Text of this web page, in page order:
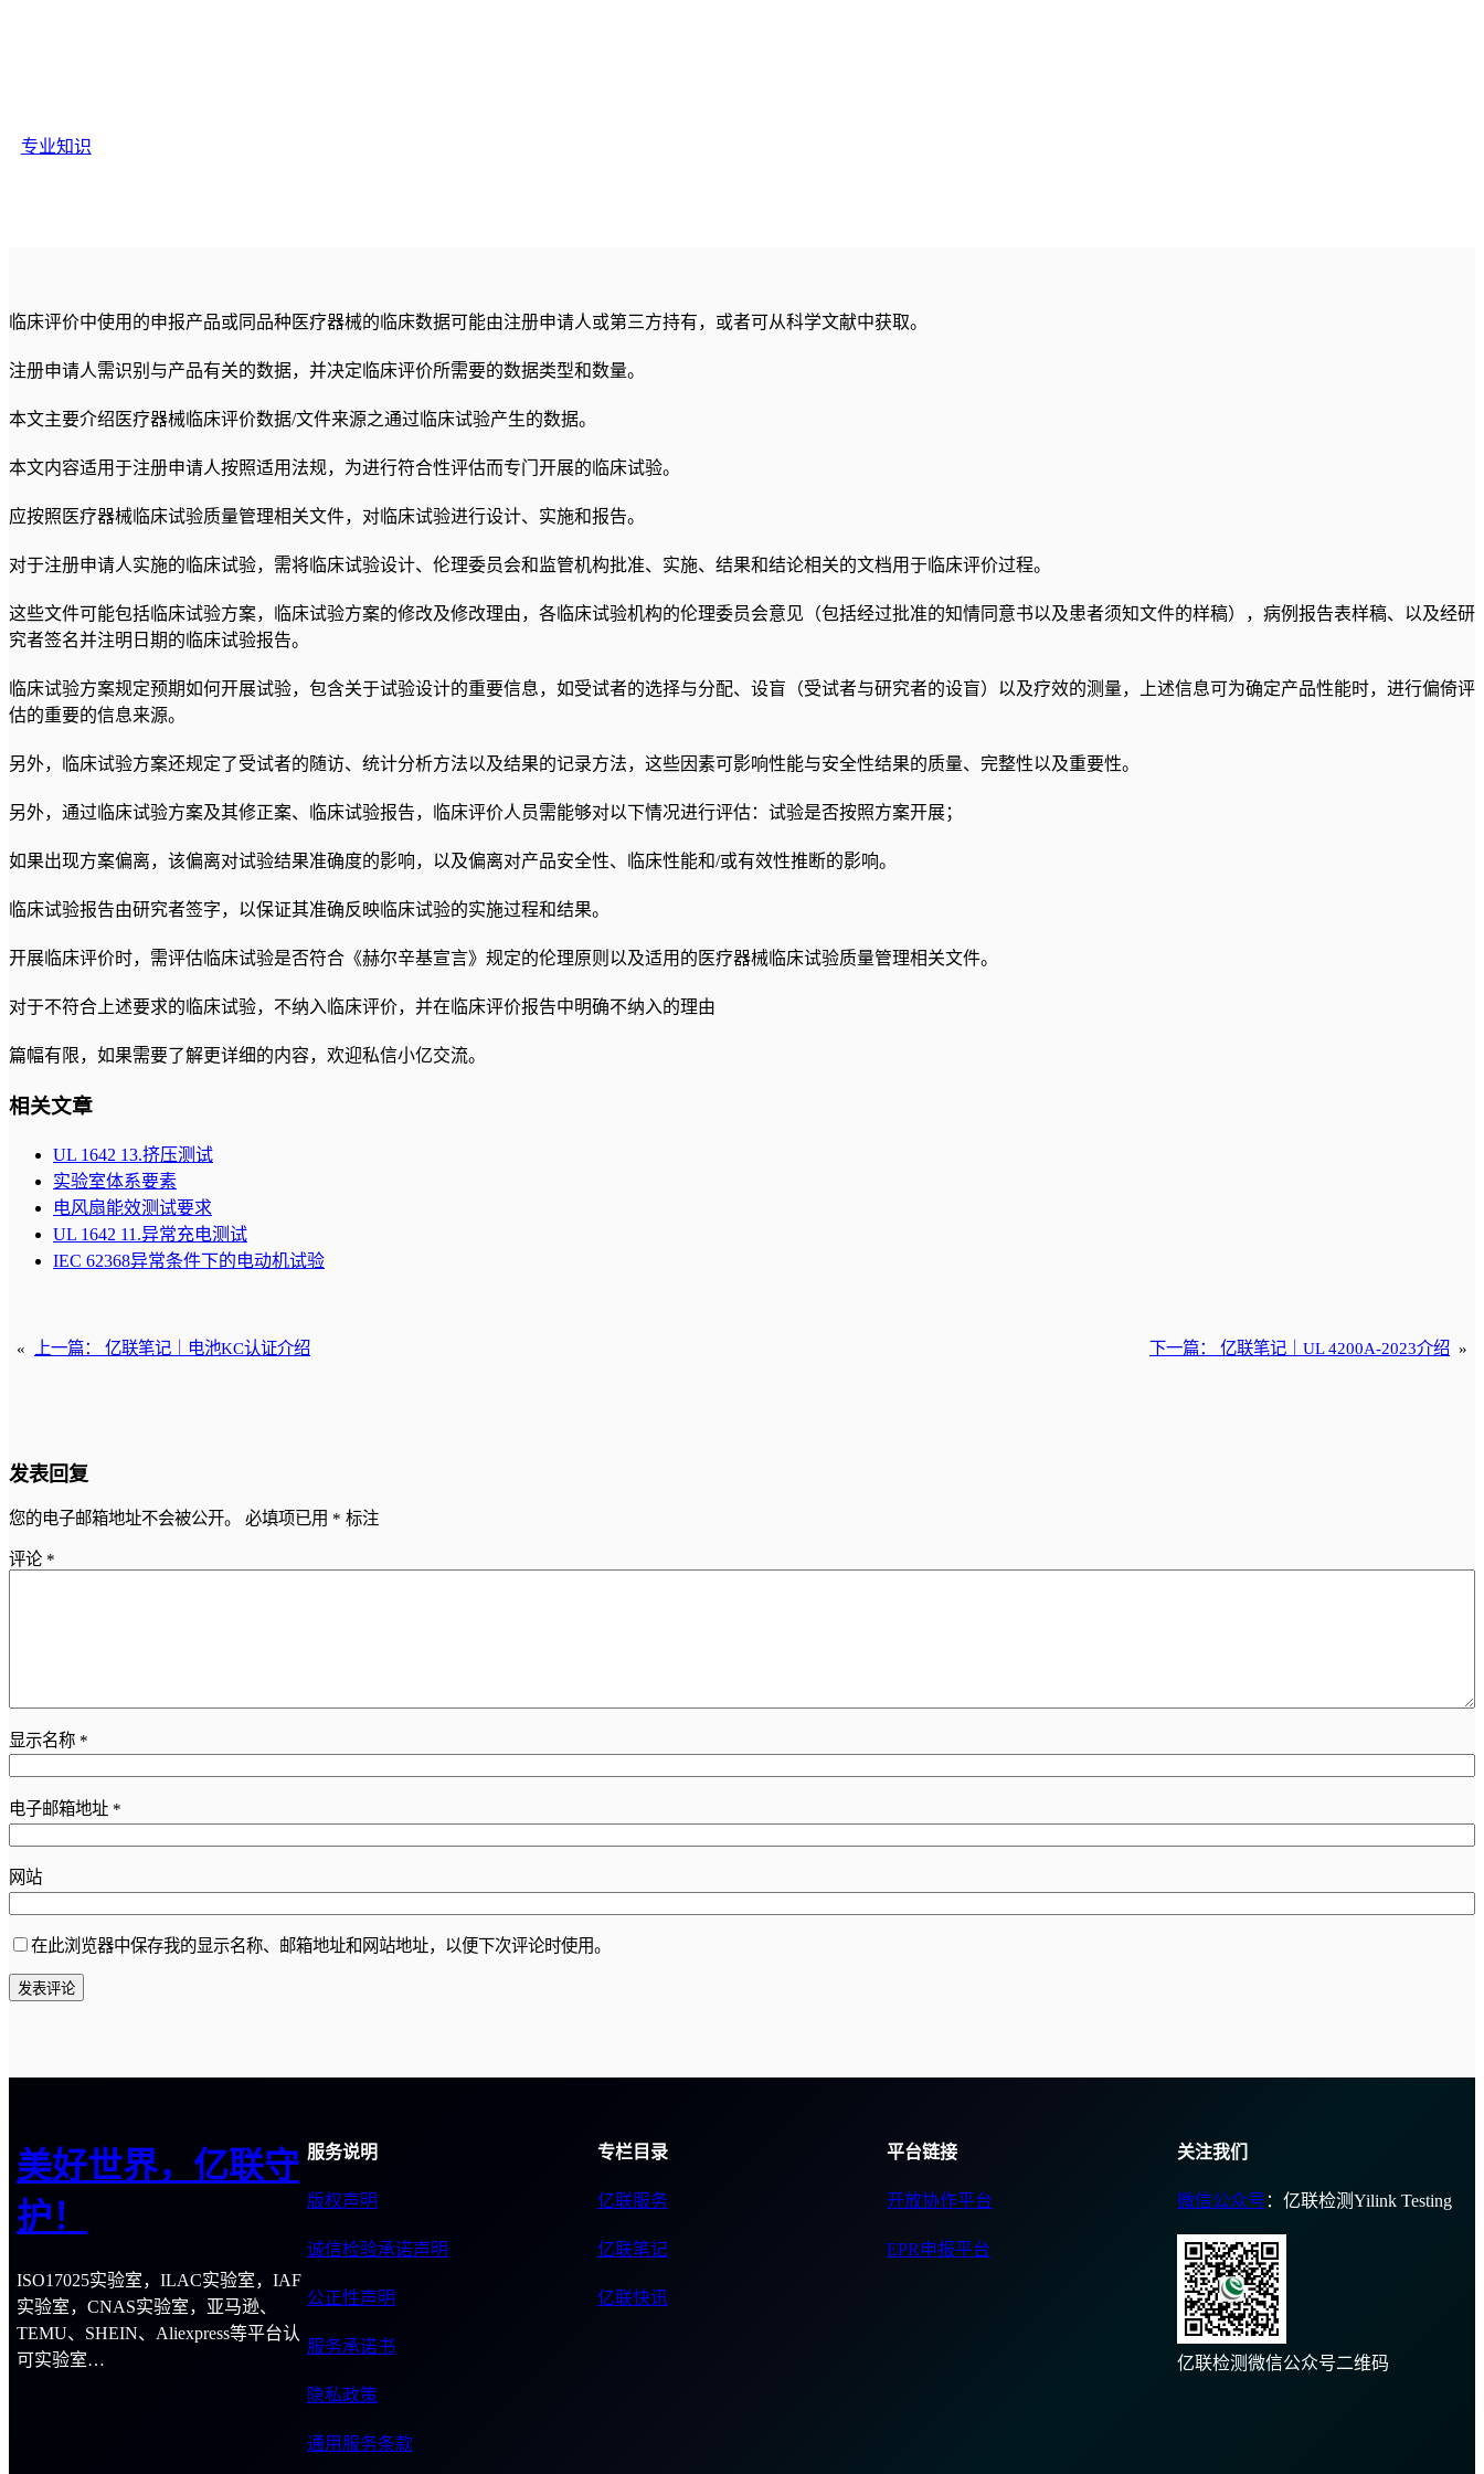
专业知识
临床评价中使用的申报产品或同品种医疗器械的临床数据可能由注册申请人或第三方持有，或者可从科学文献中获取。
注册申请人需识别与产品有关的数据，并决定临床评价所需要的数据类型和数量。
本文主要介绍医疗器械临床评价数据/文件来源之通过临床试验产生的数据。
本文内容适用于注册申请人按照适用法规，为进行符合性评估而专门开展的临床试验。
应按照医疗器械临床试验质量管理相关文件，对临床试验进行设计、实施和报告。
对于注册申请人实施的临床试验，需将临床试验设计、伦理委员会和监管机构批准、实施、结果和结论相关的文档用于临床评价过程。
这些文件可能包括临床试验方案，临床试验方案的修改及修改理由，各临床试验机构的伦理委员会意见（包括经过批准的知情同意书以及患者须知文件的样稿），病例报告表样稿、以及经研
究者签名并注明日期的临床试验报告。
临床试验方案规定预期如何开展试验，包含关于试验设计的重要信息，如受试者的选择与分配、设盲（受试者与研究者的设盲）以及疗效的测量，上述信息可为确定产品性能时，进行偏倚评
估的重要的信息来源。
另外，临床试验方案还规定了受试者的随访、统计分析方法以及结果的记录方法，这些因素可影响性能与安全性结果的质量、完整性以及重要性。
另外，通过临床试验方案及其修正案、临床试验报告，临床评价人员需能够对以下情况进行评估：试验是否按照方案开展；
如果出现方案偏离，该偏离对试验结果准确度的影响，以及偏离对产品安全性、临床性能和/或有效性推断的影响。
临床试验报告由研究者签字，以保证其准确反映临床试验的实施过程和结果。
开展临床评价时，需评估临床试验是否符合《赫尔辛基宣言》规定的伦理原则以及适用的医疗器械临床试验质量管理相关文件。
对于不符合上述要求的临床试验，不纳入临床评价，并在临床评价报告中明确不纳入的理由
篇幅有限，如果需要了解更详细的内容，欢迎私信小亿交流。
相关文章
UL 1642 13.挤压测试
实验室体系要素
电风扇能效测试要求
UL 1642 11.异常充电测试
IEC 62368异常条件下的电动机试验
« 上一篇： 亿联笔记｜电池KC认证介绍 下一篇： 亿联笔记｜UL 4200A-2023介绍 »
发表回复
您的电子邮箱地址不会被公开。 必填项已用 * 标注
评论 *
显示名称 *
电子邮箱地址 *
网站
在此浏览器中保存我的显示名称、邮箱地址和网站地址，以便下次评论时使用。
美好世界，亿联守
护！
ISO17025实验室，ILAC实验室，IAF
实验室，CNAS实验室，亚马逊、
TEMU、SHEIN、Aliexpress等平台认
可实验室…
服务说明
版权声明
诚信检验承诺声明
公正性声明
服务承诺书
隐私政策
通用服务条款
专栏目录
亿联服务
亿联笔记
亿联快讯
平台链接
开放协作平台
EPR申报平台
关注我们
微信公众号 ：亿联检测Yilink Testing
亿联检测微信公众号二维码